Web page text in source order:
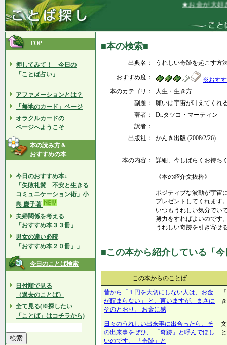
★お金が大好き
TOP
押してみて！ 今日の
「ことば占い」
アファメーションとは？
「無地のカード」ページ
オラクルカードの
ページへようこそ
本の読み方＆
おすすめの本
今日のおすすめ本↓
「失敗礼賛 不安と生きる
コミュニケーション術」小
島 慶子著
夫婦関係を考える
「おすすめ本３３冊」
男女の違い必読
「おすすめ本２０冊」」
今日のことば検索
日付順で見る
（過去のことば）
全て見る(※探したい
「ことば」はコチラから)
■本の検索■
出典名：
うれしい奇跡を起こす方
おすすめ度：
※おす
本のカテゴリ：
人生・生き方
副題：
願いは宇宙が叶えてくれ
著者：
Dr.タツコ・マーティン
訳者：
出版社：
かんき出版 (2008/2/26)
本の内容： 詳細、今しばらくお待ち
《本の紹介文抜粋》
ポジティブな波動が宇宙
プレゼントしてくれます
いつもうれしい気分でい
努力をすればよいのです
うれしい奇跡を引き寄
■この本から紹介している「
この本からのことば
昔から「１円を大切にしない人は、お金
が貯まらない」 と、言いますが、まさに
そのとおり。 お金に感
日々のうれしい出来事に出合ったら、そ
の出来事をぜひ、 「奇跡」と呼んでほし
いのです。 「奇跡」と